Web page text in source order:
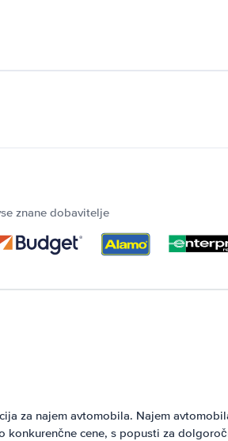
znane dobavitelje
za najem avtomobila. Najem
cene, s popusti za